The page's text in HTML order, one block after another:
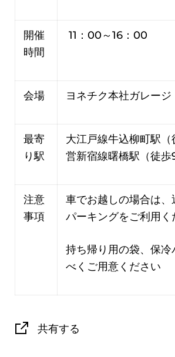
開催
時間
11：00～16：00
会場 ヨネチク本社ガレージ
最寄
り駅
大江戸線牛込柳町駅
営新宿線曙橋駅（徒歩
注意
事項
車でお越しの場合は、
パーキングをご利用く
持ち帰り用の袋、保冷
べくご用意ください
共有する